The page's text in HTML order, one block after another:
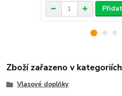
Zboží zařazeno v kategoriích
Vlasové doplňky